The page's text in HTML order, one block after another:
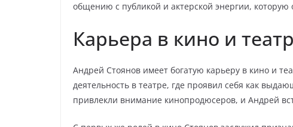
общению с публикой и актерской энергии,
Карьера в кино и
Андрей Стоянов имеет богатую карьеру в кино и
деятельность в театре, где проявил себя как
привлекли внимание кинопродюсеров, и Андрей